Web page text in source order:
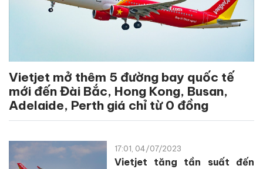
Vietjet mở thêm 5 đường bay quốc tế
mới đến Đài Bắc, Hong Kong, Busan,
Adelaide, Perth giá chỉ từ 0 đồng
17:01, 04/07/2023
Vietjet tăng tần suất đến